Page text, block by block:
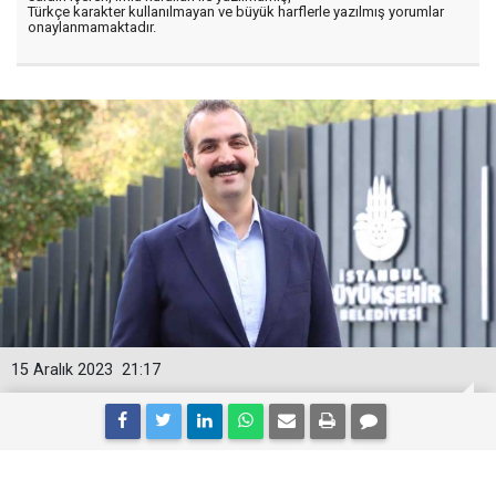
Türkçe karakter kullanılmayan ve büyük harflerle yazılmış yorumlar
onaylanmamaktadır.
21:17
15 Aralık 2023